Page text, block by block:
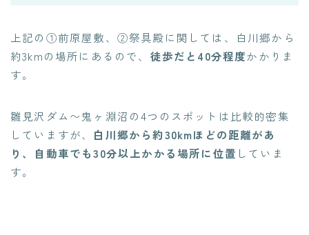
上記の①前原屋敷、②祭具殿に関しては、白川郷から
約3kmの場所にあるので、 徒歩だと40分程度かかりま
す。
雛見沢ダム〜鬼ヶ淵沼の4つのスポットは比較的密集
していますが、 白川郷から約30kmほどの距離があ
り、自動車でも30分以上かかる場所に位置 していま
す。